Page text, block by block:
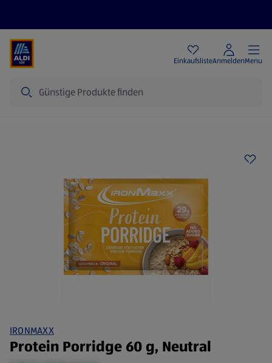
EinkaufslisteAnmeldenMenu
IRONMAXX
Protein Porridge 60 g, Neutral